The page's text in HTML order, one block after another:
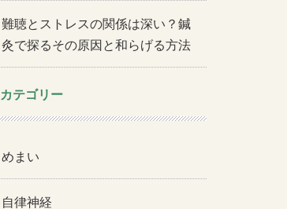
難聴とストレスの関係は深い？鍼
灸で探るその原因と和らげる方法
カテゴリー
めまい
自律神経